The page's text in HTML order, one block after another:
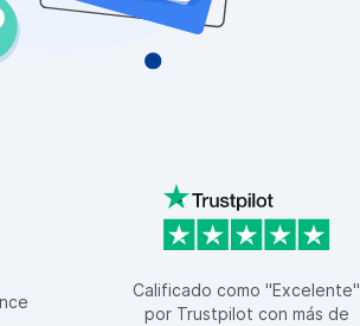
Calificado como "Excelente"
por Trustpilot con más de